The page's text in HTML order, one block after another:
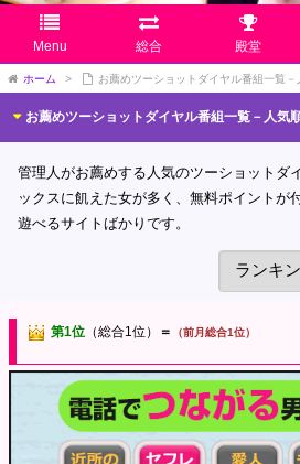
Menu 総合 殿堂
ホーム > お薦めツーショットダイヤル番組一覧－
お薦めツーショットダイヤル番組一覧－人気
管理人がお薦めする人気のツーショットダ
ックスに飢えた女が多く、無料ポイントが
遊べるサイトばかりです。
第1位 （総合1位） ＝ （前月総合1位）